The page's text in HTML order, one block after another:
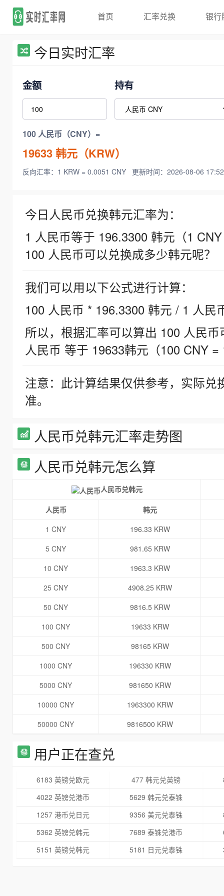
首页 汇率兑换 银行
今日实时汇率
金额 持有
100 人民币（CNY）=
19633韩元（KRW）
反向汇率：1 KRW = 0.0051 CNY 更新时间：2026-08-06
今日人民币兑换韩元汇率为：
1 人民币等于 196.3300 韩元（1
100 人民币可以兑换成多少韩元呢？
我们可以用以下公式进行计算：
100 人民币 * 196.3300 韩元 / 1 人民
所以，根据汇率可以算出 100 人民
人民币 等于 19633韩元（100 CNY =
注意：此计算结果仅供参考，实际
准。
人民币兑韩元汇率走势图
人民币兑韩元怎么算
人民币兑韩元
人民币
韩元
1 CNY
196.33 KRW
5 CNY
981.65 KRW
10 CNY
1963.3 KRW
25 CNY
4908.25 KRW
50 CNY
9816.5 KRW
100 CNY
19633 KRW
500 CNY
98165 KRW
1000 CNY
196330 KRW
5000 CNY
981650 KRW
10000 CNY
1963300 KRW
50000 CNY
9816500 KRW
用户正在查兑
6183 英镑兑欧元 477 韩元兑英镑
4022 英镑兑港币
5629 韩元兑泰铢
1257 港币兑日元
9356 美元兑泰铢
5362 英镑兑韩元
7689 泰铢兑港币
5151 英镑兑韩元
5181 日元兑泰铢